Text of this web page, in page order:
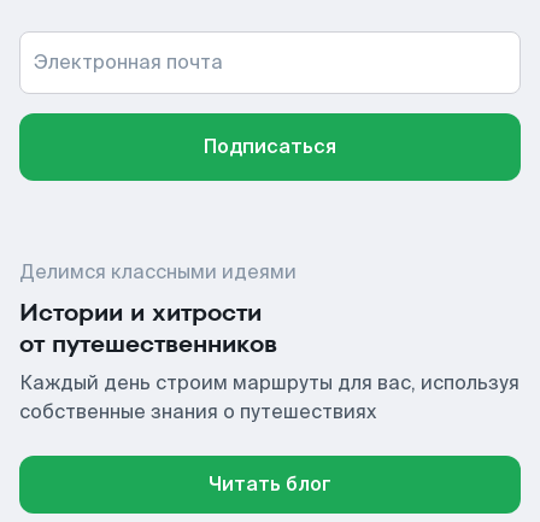
Электронная почта
Подписаться
Делимся классными идеями
Истории и хитрости
от путешественников
Каждый день строим маршруты для вас, используя
собственные знания о путешествиях
Читать блог